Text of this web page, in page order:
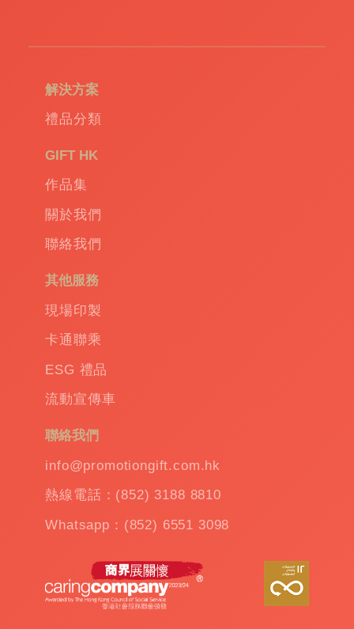
不僅是一款出色的存儲容器，還可以讓客人在
使用過程中感受到您的企業對環保和健康的關
能提供實際的舒適，也讓您的品牌與健康生活
除了傳統的保溫杯和雨傘，更有許多新穎的創
意產品供您挑選。例如，反應式折傘結合了實
受，只需輕按一鍵即可開啟閉合。防水套傘保
護您的物品免受水的侵襲，而縮骨傘和小折疊
傘則是場景變換的最佳搭檔。
最有效的品牌傳播工具
我們的創新贈品不僅在功能和實用性上勝出，
這些禮品可以成為您營銷活動中的焦點，吸引
解決方案
禮品分類
GIFT HK
作品集
關於我們
聯絡我們
其他服務
現場印製
卡通聯乘
ESG 禮品
流動宣傳車
聯絡我們
info@promotiongift.com.hk
熱線電話：(852) 3188 8810
Whatsapp：(852) 6551 3098